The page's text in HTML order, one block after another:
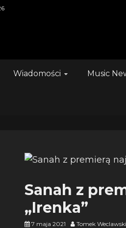
Wiadomości Music
Sanah z
„Irenka”
7 maja 2021 Tomek Weclawski